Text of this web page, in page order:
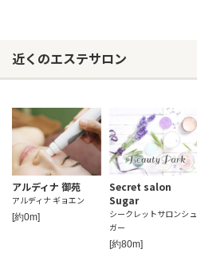
近くのエステサロン
アルディナ 御苑
アルディナ ギョエン
[約0m]
Secret salon
Sugar
シークレットサロンシュ
ガー
[約80m]